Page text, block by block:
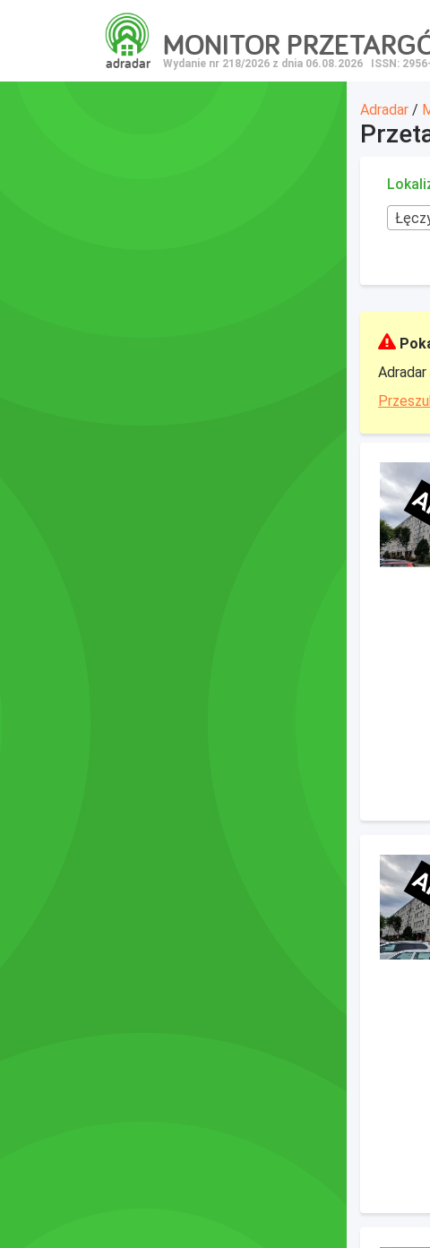
adradar
MONITOR
Wydanie nr 218/2026 z dnia 06.08.2026 ISSN:
Adradar /